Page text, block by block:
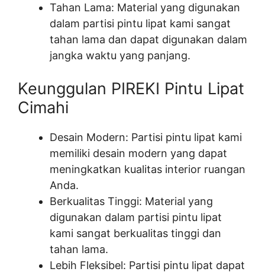
Tahan Lama: Material yang digunakan
dalam partisi pintu lipat kami sangat
tahan lama dan dapat digunakan dalam
jangka waktu yang panjang.
Keunggulan PIREKI Pintu Lipat
Cimahi
Desain Modern: Partisi pintu lipat kami
memiliki desain modern yang dapat
meningkatkan kualitas interior ruangan
Anda.
Berkualitas Tinggi: Material yang
digunakan dalam partisi pintu lipat
kami sangat berkualitas tinggi dan
tahan lama.
Lebih Fleksibel: Partisi pintu lipat dapat